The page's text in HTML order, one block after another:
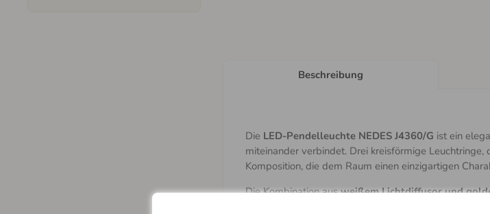
Beschreibung
Die LED-Pendelleuchte NEDES J4360/G ist ein
miteinander verbindet. Drei kreisförmige
Komposition, die dem Raum einen einzigartigen
Die Kombination ausweißem Lichtdiffusor und
elegantes Erscheinungsbild. Sie eignet sich ideal